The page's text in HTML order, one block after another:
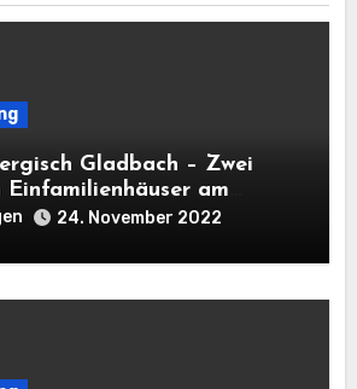
Gladbach – Zwei
Einfamilienhäuser am
24. November 2022